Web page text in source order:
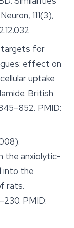
Neuron, 111(3),
targets for
effect on
uptake
British
PMID:
the anxiolytic-
into the
rats.
PMID: